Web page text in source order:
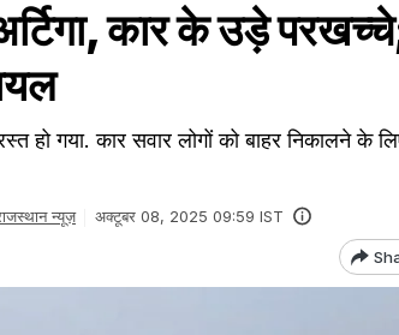
कार के उड़े
हो गया. कार सवार लोगों को बाहर निकालने के
न्यूज़ अक्टूबर 08, 2025 09:59 IST